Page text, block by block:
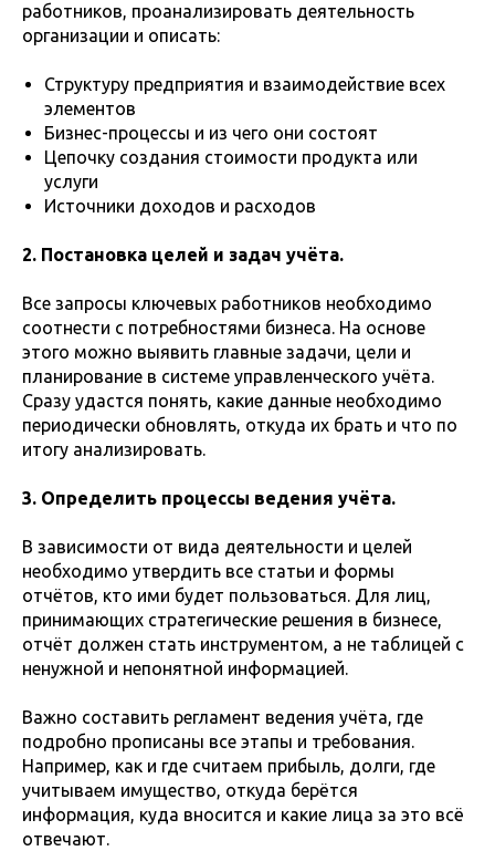
работников, проанализировать деятельность
организации и описать:
Структуру предприятия и взаимодействие всех
элементов
Бизнес-процессы и из чего они состоят
Цепочку создания стоимости продукта или
услуги
Источники доходов и расходов
2. Постановка целей и задач учёта.
Все запросы ключевых работников необходимо
соотнести с потребностями бизнеса. На основе
этого можно выявить главные задачи, цели и
планирование в системе управленческого учёта.
Сразу удастся понять, какие данные необходимо
периодически обновлять, откуда их брать и что по
итогу анализировать.
3. Определить процессы ведения учёта.
В зависимости от вида деятельности и целей
необходимо утвердить все статьи и формы
отчётов, кто ими будет пользоваться. Для лиц,
принимающих стратегические решения в бизнесе,
отчёт должен стать инструментом, а не таблицей с
ненужной и непонятной информацией.
Важно составить регламент ведения учёта, где
подробно прописаны все этапы и требования.
Например, как и где считаем прибыль, долги, где
учитываем имущество, откуда берётся
информация, куда вносится и какие лица за это всё
отвечают.